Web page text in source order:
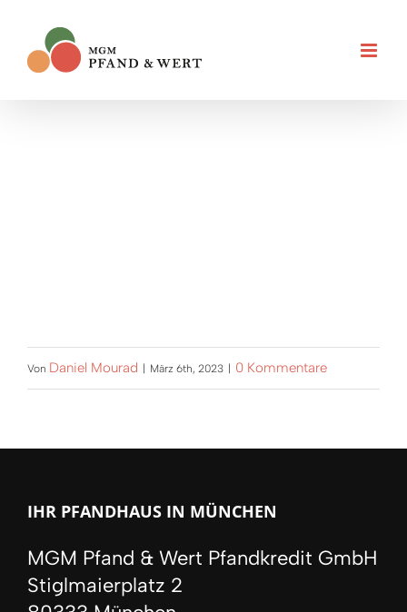
springen
Von Daniel Mourad März 6th, 2023 0 Kommentare
IHR PFANDHAUS IN MÜNCHEN
MGM Pfand & Wert Pfandkredit GmbH
Stiglmaierplatz 2